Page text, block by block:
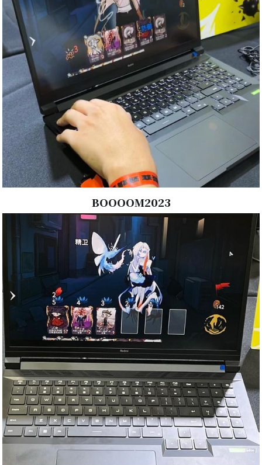
BOOOOM2023